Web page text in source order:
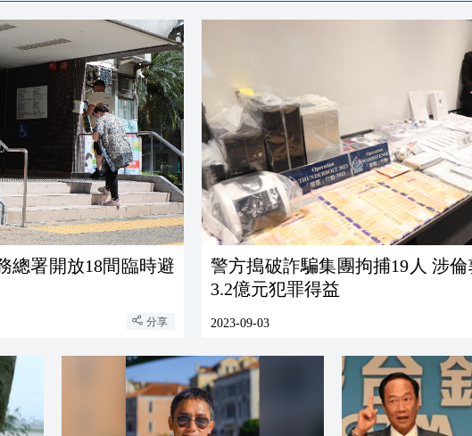
總署開放18間臨時避
分享
警方搗破詐騙集團拘捕19人 涉
3.2億元犯罪得益
2023-09-03